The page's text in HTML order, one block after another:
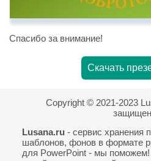
Спасибо за внимание!
Скачать
Copyright © 2021-2023
Lusana.ru - сервис хранения
шаблонов, фонов в формате
для PowerPoint - мы поможем!